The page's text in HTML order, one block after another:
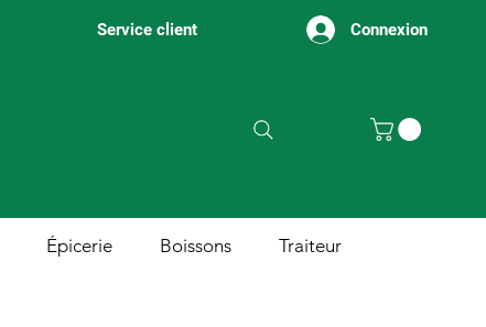
Connexion
Service client
Épicerie Boissons Traiteur